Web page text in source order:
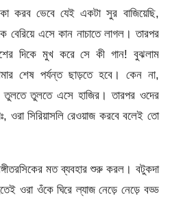
করব ভেবে যেই একটা সুর বাজিয়েছি,
বেরিয়ে এসে কান নাচাতে লাগল। তারপর
দিকে মুখ করে সে কী গান! বুঝলাম
শেষ পর্যন্ত ছাড়তে হবে। কেন না,
তুলতে এসে হাজির। তারপর ওদের
ওরা সিরিয়াসলি রেওয়াজ করবে বলেই তো
মত ব্যবহার শুরু করল। বটুকদা
ওরা ওঁকে ঘিরে ল্যাজ নেড়ে নেড়ে বড্ড